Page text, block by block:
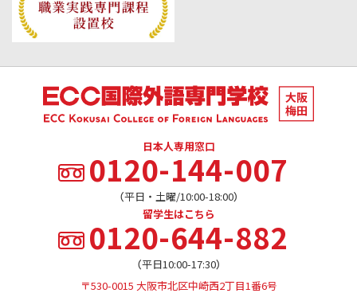
日本人専用窓口
0120-144-007
（平日・土曜/10:00-18:00）
留学生はこちら
0120-644-882
（平日10:00-17:30）
〒530-0015 大阪市北区中崎西2丁目1番6号